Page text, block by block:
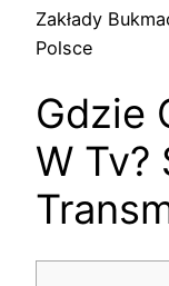
Zakłady
Polsce
Gdzie
W Tv?